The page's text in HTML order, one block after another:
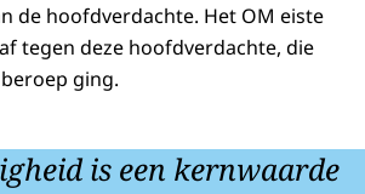
de hoofdverdachte. Het OM eiste
tegen deze hoofdverdachte, die
ging.
is een kernwaarde